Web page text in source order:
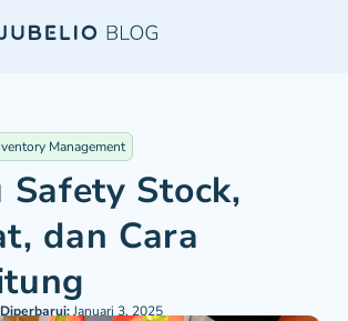
Management
Stock,
dan Cara
Diperbarui:Januari 3, 2025